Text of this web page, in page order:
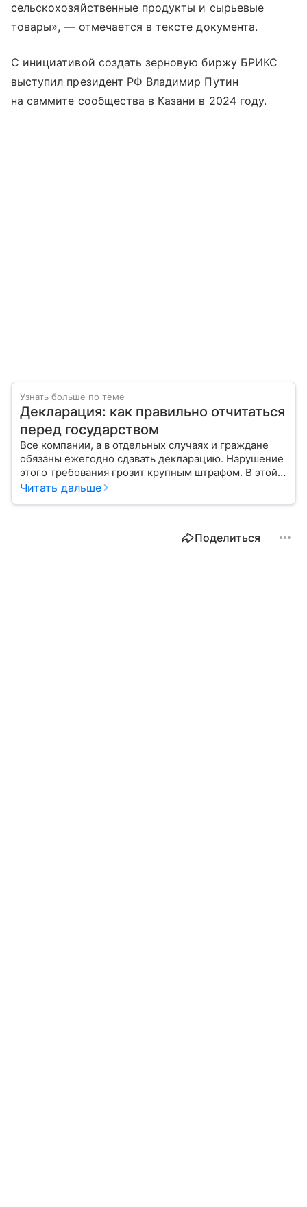
сельскохозяйственные продукты и сырьевые
товары», — отмечается в тексте документа.
С инициативой создать зерновую биржу БРИКС
выступил президент РФ Владимир Путин
на саммите сообщества в Казани в 2024 году.
Узнать больше по теме
Декларация: как правильно отчитаться
перед государством
Все компании, а в отдельных случаях и граждане
обязаны ежегодно сдавать декларацию. Нарушение
этого требования грозит крупным штрафом. В этой
статье мы расскажем, каким бывает этот документ
Читать дальше
Поделиться